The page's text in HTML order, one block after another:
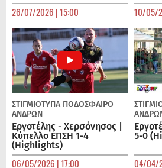
26/07/2026 | 15:00 10/05/
ΣΤΙΓΜΙΟΤΥΠΑ ΠΟΔΌΣΦΑΙΡΟ
ΑΝΔΡΏΝ
Εργοτέλης - Χερσόνησος |
Κύπελλο ΕΠΣΗ 1-4
(Highlights)
06/05/2026 | 17:00
5-0
04/04/